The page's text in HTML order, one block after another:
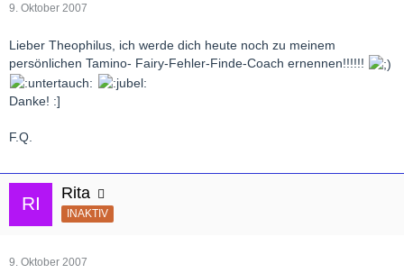
9. Oktober 2007
Lieber Theophilus, ich werde dich heute noch zu meinem
persönlichen Tamino- Fairy-Fehler-Finde-Coach ernennen!!!!!!
Danke! :]
F.Q.
Rita
INAKTIV
9. Oktober 2007